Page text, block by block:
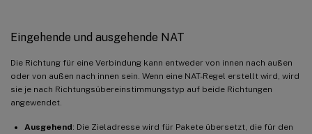
Eingehende und ausgehende NAT
Die Richtung für eine Verbindung kann entweder von innen nach außen
oder von außen nach innen sein. Wenn eine NAT-Regel erstellt wird, wird
sie je nach Richtungsübereinstimmungstyp auf beide Richtungen
angewendet.
Ausgehend: Die Zieladresse wird für Pakete übersetzt, die für den